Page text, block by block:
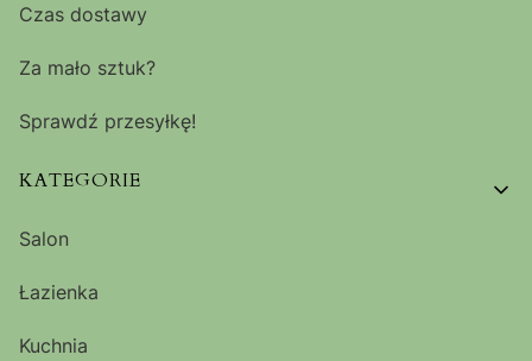
Czas dostawy
Za mało sztuk?
Sprawdź przesyłkę!
KATEGORIE
Salon
Łazienka
Kuchnia